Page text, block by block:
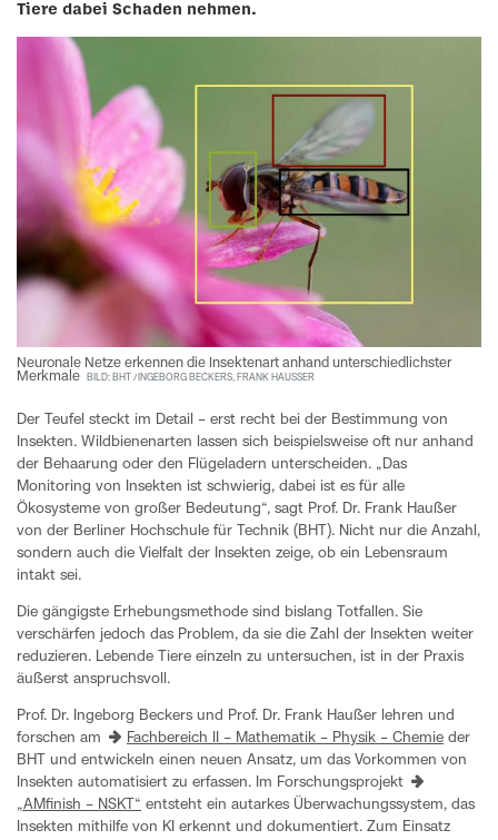
Tiere dabei Schaden nehmen.
Neuronale Netze erkennen die Insektenart anhand unterschiedlichster
Merkmale
BILD: BHT / INGEBORG BECKERS, FRANK HAUSSER
Der Teufel steckt im Detail – erst recht bei der Bestimmung von
Insekten. Wildbienenarten lassen sich beispielsweise oft nur anhand
der Behaarung oder den Flügeladern unterscheiden. „Das
Monitoring von Insekten ist schwierig, dabei ist es für alle
Ökosysteme von großer Bedeutung“, sagt Prof. Dr. Frank Haußer
von der Berliner Hochschule für Technik (BHT). Nicht nur die Anzahl,
sondern auch die Vielfalt der Insekten zeige, ob ein Lebensraum
intakt sei.
Die gängigste Erhebungsmethode sind bislang Totfallen. Sie
verschärfen jedoch das Problem, da sie die Zahl der Insekten weiter
reduzieren. Lebende Tiere einzeln zu untersuchen, ist in der Praxis
äußerst anspruchsvoll.
Prof. Dr. Ingeborg Beckers und Prof. Dr. Frank Haußer lehren und
forschen am
Fachbereich II – Mathematik – Physik – Chemie der
BHT und entwickeln einen neuen Ansatz, um das Vorkommen von
Insekten automatisiert zu erfassen. Im Forschungsprojekt
„AMfinish – NSKT“ entsteht ein autarkes Überwachungssystem, das
Insekten mithilfe von KI erkennt und dokumentiert. Zum Einsatz